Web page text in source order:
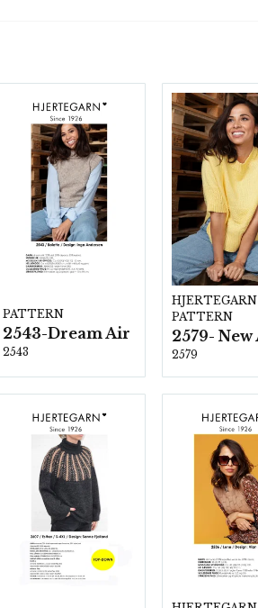
PATTERN
2543-Dream Air
2543
HJERTEGARN
PATTERN
2579